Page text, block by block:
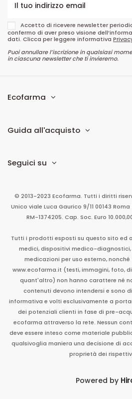
Accetto di ricevere newsletter
confermo di aver preso visione
dati. Clicca per leggere informativa
Puoi annullare l’iscrizione in qualsiasi
in ciascuna newsletter che ti invieremo.
Ecofarma
Guida all'acquisto
Seguici su
© 2013-2023 Ecofarma. Tutti i diritti
Unico viale Luca Gaurico 9/11 00143 Roma
RM-1374205. Cap. Soc. Euro
Tutti i prodotti esposti su questo sito ed
medici, dispositivi medico-
medicazioni per uso esterno,
www.ecofarma.it (testi, immagini, foto,
quant'altro) non hanno carattere né
contenuti devono intendersi e sono
informativa e volti esclusivamente a
dei potenziali clienti in fase di pre-
ecofarma attraverso la rete. Nessun
deve essere inteso come materiale
qualsivoglia maniera una decisione di
proprietà dei
Powered by